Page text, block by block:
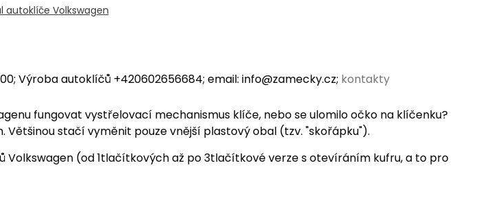
autoklíče Volkswagen
Výroba autoklíčů +420602656684; email: info@zamecky.cz; kontakty
fungovat vystřelovací mechanismus klíče, nebo se ulomilo očko na klíčenku?
stačí vyměnit pouze vnější plastový obal (tzv. "skořápku").
(od 1tlačítkových až po 3tlačítkové verze s otevíráním kufru, a to pro